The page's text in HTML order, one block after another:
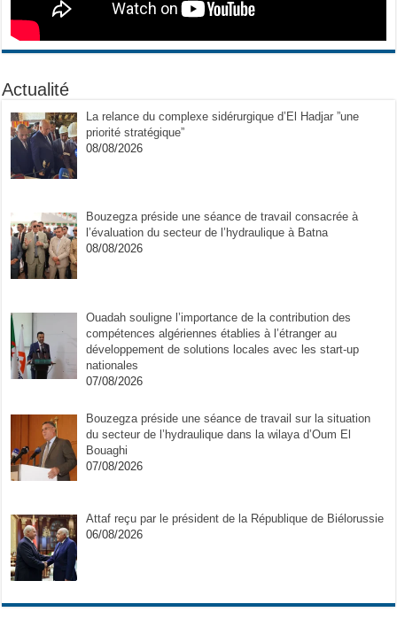
Actualité
La relance du complexe sidérurgique d’El Hadjar ”une
priorité stratégique”
08/08/2026
Bouzegza préside une séance de travail consacrée à
l’évaluation du secteur de l’hydraulique à Batna
08/08/2026
Ouadah souligne l’importance de la contribution des
compétences algériennes établies à l’étranger au
développement de solutions locales avec les start-up
nationales
07/08/2026
Bouzegza préside une séance de travail sur la situation
du secteur de l’hydraulique dans la wilaya d’Oum El
Bouaghi
07/08/2026
Attaf reçu par le président de la République de Biélorussie
06/08/2026